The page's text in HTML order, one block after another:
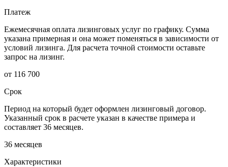
Платеж
Ежемесячная оплата лизинговых услуг по графику. Сумма
указана примерная и она может поменяться в зависимости от
условий лизинга. Для расчета точной стоимости оставьте
запрос на лизинг.
от 116 700
Срок
Период на который будет оформлен лизинговый договор.
Указанный срок в расчете указан в качестве примера и
составляет 36 месяцев.
36 месяцев
Характеристики